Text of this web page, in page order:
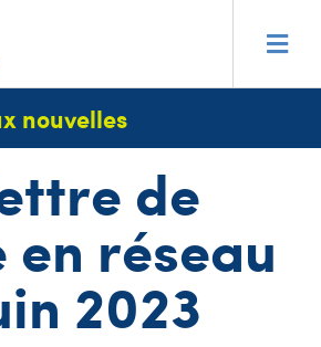
nouvelles
de
en réseau
2023